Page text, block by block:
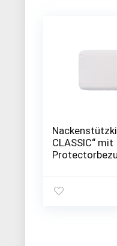
CLASSIC“ mit